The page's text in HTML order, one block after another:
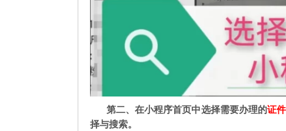
第二、在小程序首页中选择需要办理的证
择与搜索。